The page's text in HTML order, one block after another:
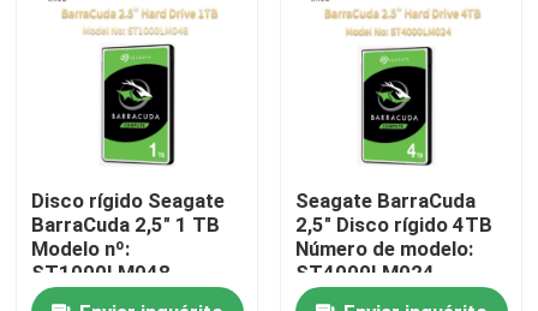
Para casa
Disco rígido Seagate
BarraCuda 2,5" 1 TB
Modelo nº:
ST1000LM048
Seagate BarraCuda
2,5" Disco rígido 4TB
Número de modelo:
ST4000LM024